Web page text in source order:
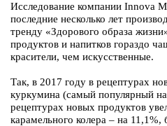
Исследование компании Innova
последние несколько лет
тренду «Здорового образа
продуктов и напитков гораздо
красители, чем искусственные.
Так, в 2017 году в рецептурах
куркумина (самый популярный
рецептурах новых продуктов
карамельного колера – на